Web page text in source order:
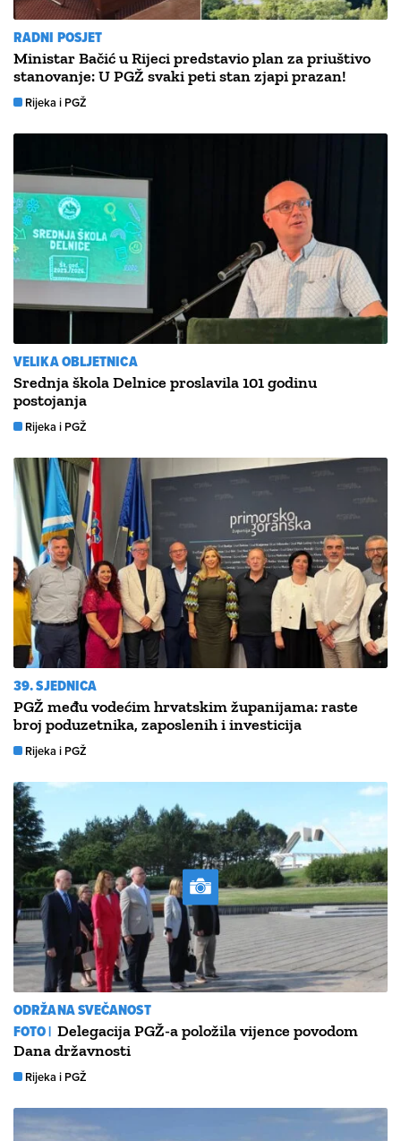
RADNI POSJET
Ministar Bačić u Rijeci predstavio plan za priuštivo
stanovanje: U PGŽ svaki peti stan zjapi prazan!
Rijeka i PGŽ
VELIKA OBLJETNICA
Srednja škola Delnice proslavila 101 godinu
postojanja
Rijeka i PGŽ
39. SJEDNICA
PGŽ među vodećim hrvatskim županijama: raste
broj poduzetnika, zaposlenih i investicija
Rijeka i PGŽ
ODRŽANA SVEČANOST
FOTO | Delegacija PGŽ-a položila vijence povodom
Dana državnosti
Rijeka i PGŽ